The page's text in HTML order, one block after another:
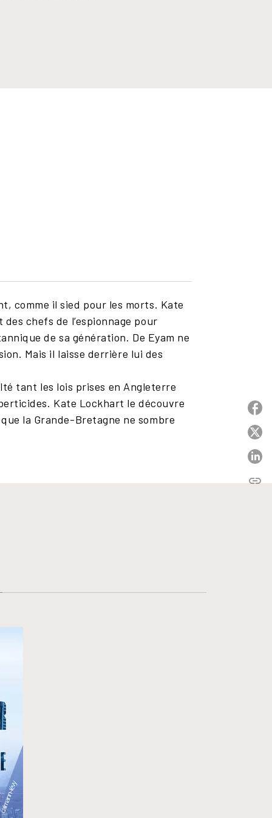
comme il sied pour les morts. Kate
chefs de l’espionnage pour
de sa génération. De Eyam ne
Mais il laisse derrière lui des
tant les lois prises en Angleterre
Kate Lockhart le découvre
la Grande-Bretagne ne sombre
link